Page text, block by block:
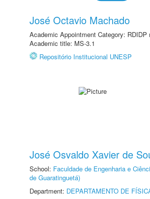
José Octavio Machado
Academic Appointment Category: RDIDP
Academic title: MS-3.1
Repositório Institucional UNESP
José Osvaldo Xavier de
School: Faculdade de Engenharia e
de Guaratinguetá)
Department: DEPARTAMENTO DE